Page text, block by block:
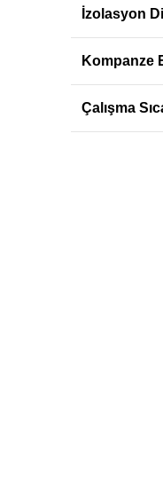
İzolasyon
Kompanze
Çalışma